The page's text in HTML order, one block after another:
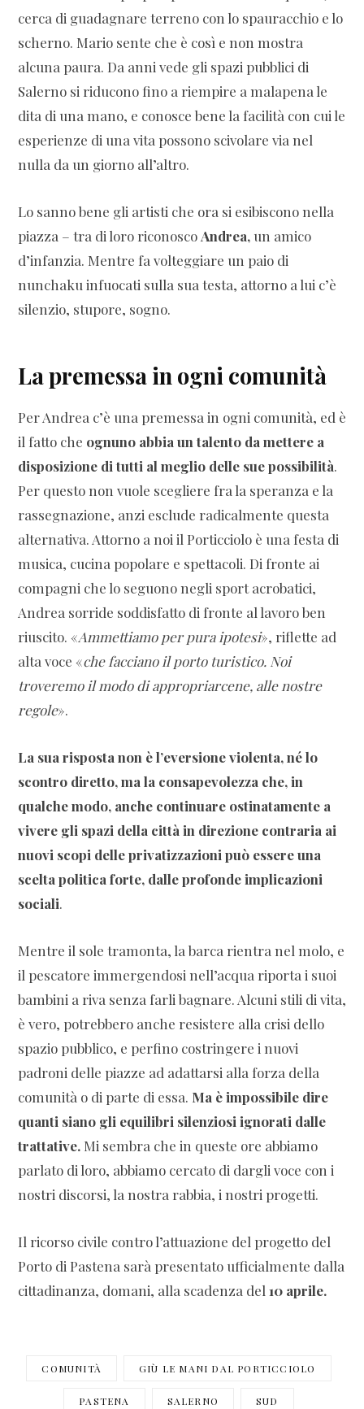
cerca di guadagnare terreno con lo spauracchio e lo
scherno. Mario sente che è così e non mostra
alcuna paura. Da anni vede gli spazi pubblici di
Salerno si riducono fino a riempire a malapena le
dita di una mano, e conosce bene la facilità con cui le
esperienze di una vita possono scivolare via nel
nulla da un giorno all’altro.
Lo sanno bene gli artisti che ora si esibiscono nella
piazza – tra di loro riconosco Andrea, un amico
d’infanzia. Mentre fa volteggiare un paio di
nunchaku infuocati sulla sua testa, attorno a lui c’è
silenzio, stupore, sogno.
La premessa in ogni comunità
Per Andrea c’è una premessa in ogni comunità, ed è
il fatto che ognuno abbia un talento da mettere a
disposizione di tutti al meglio delle sue possibilità.
Per questo non vuole scegliere fra la speranza e la
rassegnazione, anzi esclude radicalmente questa
alternativa. Attorno a noi il Porticciolo è una festa di
musica, cucina popolare e spettacoli. Di fronte ai
compagni che lo seguono negli sport acrobatici,
Andrea sorride soddisfatto di fronte al lavoro ben
riuscito. «Ammettiamo per pura ipotesi», riflette ad
alta voce «che facciano il porto turistico. Noi
troveremo il modo di appropriarcene, alle nostre
regole».
La sua risposta non è l’eversione violenta, né lo
scontro diretto, ma la consapevolezza che, in
qualche modo, anche continuare ostinatamente a
vivere gli spazi della città in direzione contraria ai
nuovi scopi delle privatizzazioni può essere una
scelta politica forte, dalle profonde implicazioni
sociali.
Mentre il sole tramonta, la barca rientra nel molo, e
il pescatore immergendosi nell’acqua riporta i suoi
bambini a riva senza farli bagnare. Alcuni stili di vita,
è vero, potrebbero anche resistere alla crisi dello
spazio pubblico, e perfino costringere i nuovi
padroni delle piazze ad adattarsi alla forza della
comunità o di parte di essa. Ma è impossibile dire
quanti siano gli equilibri silenziosi ignorati dalle
trattative. Mi sembra che in queste ore abbiamo
parlato di loro, abbiamo cercato di dargli voce con i
nostri discorsi, la nostra rabbia, i nostri progetti.
Il ricorso civile contro l’attuazione del progetto del
Porto di Pastena sarà presentato ufficialmente dalla
cittadinanza, domani, alla scadenza del 10 aprile.
COMUNITÀ GIÙ LE MANI DAL PORTICCIOLO
PASTENA SALERNO SUD